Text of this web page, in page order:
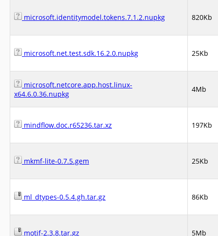
microsoft.identitymodel.tokens.7.1.2.nupkg 820Kb
microsoft.net.test.sdk.16.2.0.nupkg 25Kb
microsoft.netcore.app.host.linux-
x64.6.0.36.nupkg
4Mb
mindflow.doc.r65236.tar.xz 197Kb
mkmf-lite-0.7.5.gem 25Kb
ml_dtypes-0.5.4.gh.tar.gz 86Kb
motif-2.3.8.tar.gz 5Mb